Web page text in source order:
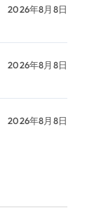
2026年8月8日
2026年8月8日
2026年8月8日